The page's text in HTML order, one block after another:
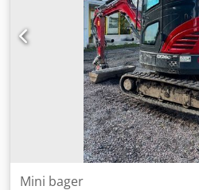
Mini bager